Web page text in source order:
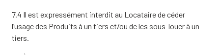
7.4 Il est expressément interdit au Locataire de céder
l’usage des Produits à un tiers et/ou de les sous-louer à un
tiers.